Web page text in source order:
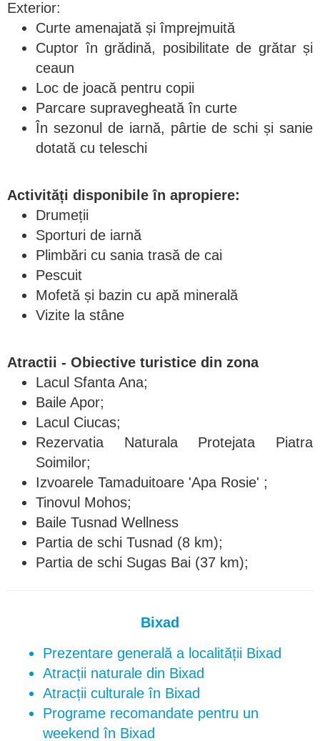
Exterior:
Curte amenajată și împrejmuită
Cuptor în grădină, posibilitate de grătar și
ceaun
Loc de joacă pentru copii
Parcare supravegheată în curte
În sezonul de iarnă, pârtie de schi și sanie
dotată cu teleschi
Activități disponibile în apropiere:
Drumeții
Sporturi de iarnă
Plimbări cu sania trasă de cai
Pescuit
Mofetă și bazin cu apă minerală
Vizite la stâne
Atractii - Obiective turistice din zona
Lacul Sfanta Ana;
Baile Apor;
Lacul Ciucas;
Rezervatia Naturala Protejata Piatra
Soimilor;
Izvoarele Tamaduitoare 'Apa Rosie' ;
Tinovul Mohos;
Baile Tusnad Wellness
Partia de schi Tusnad (8 km);
Partia de schi Sugas Bai (37 km);
Bixad
Prezentare generală a localității Bixad
Atracții naturale din Bixad
Atracții culturale în Bixad
Programe recomandate pentru un
weekend în Bixad